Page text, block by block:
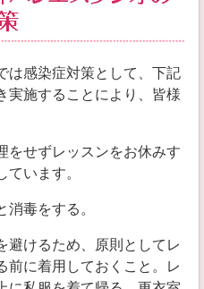
は感染症対策として、下記
実施することにより、皆様
をせずレッスンをお休みす
ています。
消毒をする。
避けるため、原則としてレ
前に着用しておくこと。レ